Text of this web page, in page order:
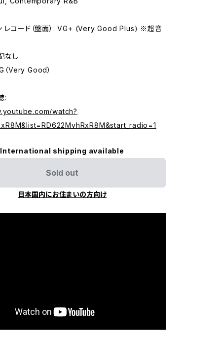
レコード（盤面）: VG+ (Very Good Plus) ※超音
なし
（Very Good）
:
watch?
International shipping available
Sold out
日本国内にお住まいの方向け